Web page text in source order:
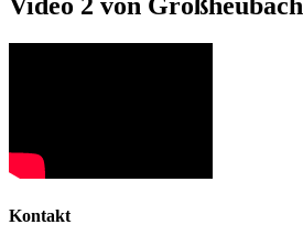
Kontakt